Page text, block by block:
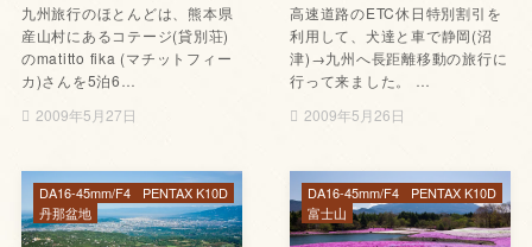
九州旅行のほとんどは、熊本県
産山村にあるコテージ(貸別荘)
のmatitto fika (マチットフィー
カ)さんを5泊6…
2009年5月27日
高速道路のETC休日特別割引を
利用して、犬達と車で静岡(沼
津)→九州へ長距離移動の旅行に
行って来ました。 …
2009年5月26日
DA16-45mm/F4
PENTAX K10D
丹那盆地
DA16-45mm/F4
PENTAX K10D
富士山